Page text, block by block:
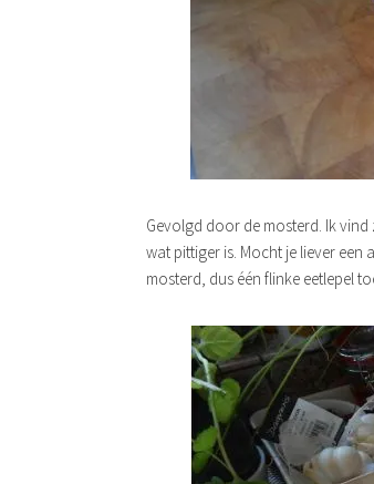
Gevolgd door de mosterd. Ik
wat pittiger is. Mocht je liever
mosterd, dus één flinke eetlepel